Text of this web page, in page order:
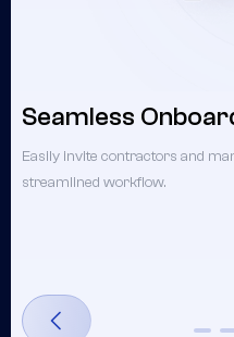
Seamless
Easily invite contractors and
streamlined workflow.